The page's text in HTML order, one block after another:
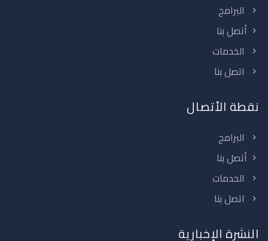
البرامج
أتصل بنا
الخدمات
اتصل بنا
نقطة الأتصال
البرامج
أتصل بنا
الخدمات
اتصل بنا
النشرة الإخبارية